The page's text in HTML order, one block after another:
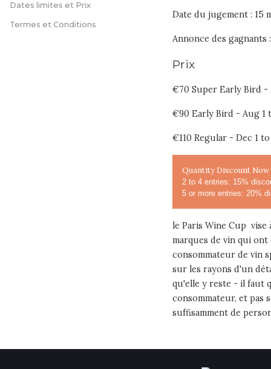
Dates limites et Prix
Termes et Conditions
Date du jugement : 15
Annonce des gagnants
Prix
€70 Super Early Bird -
€90 Early Bird - Aug 1
€110 Regular - Dec 1 to
Quantity Discount Now
2 to 4 entries: 15%
5 or more entries: 20%
le Paris Wine Cup
marques de vin qui
consommateur de vin
sur les rayons d'un
qu'elle y reste - il faut
consommateur, et pas
suffisamment de